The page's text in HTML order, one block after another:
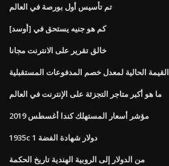
تم تأسيس أول بورصة في العالم
كم هو جنيه يستحق في [أوسد]
خالق تقرير على الانترنت مجانا
القيمة الحالية لمعدل خصم المدفوعات المستقبلية
ما هو أكبر متاجر التجزئة على الإنترنت في العالم
مؤشر أسعار المستهلك كندا أغسطس 2019
1935c 1 دولار شهادة الفضة
من الدولار إلى الروبية الهندية تاريخ الحكمة